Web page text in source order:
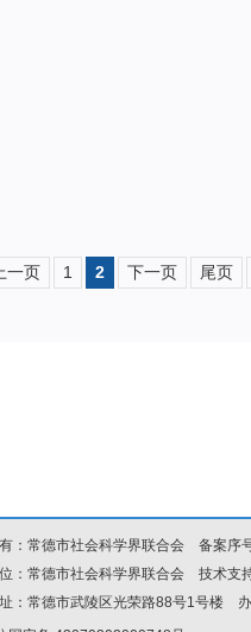
上一页 1 2 下一页 尾页
：常德市社会科学界联合会 备案序
：常德市社会科学界联合会 技术支
：常德市武陵区光荣路88号1号楼